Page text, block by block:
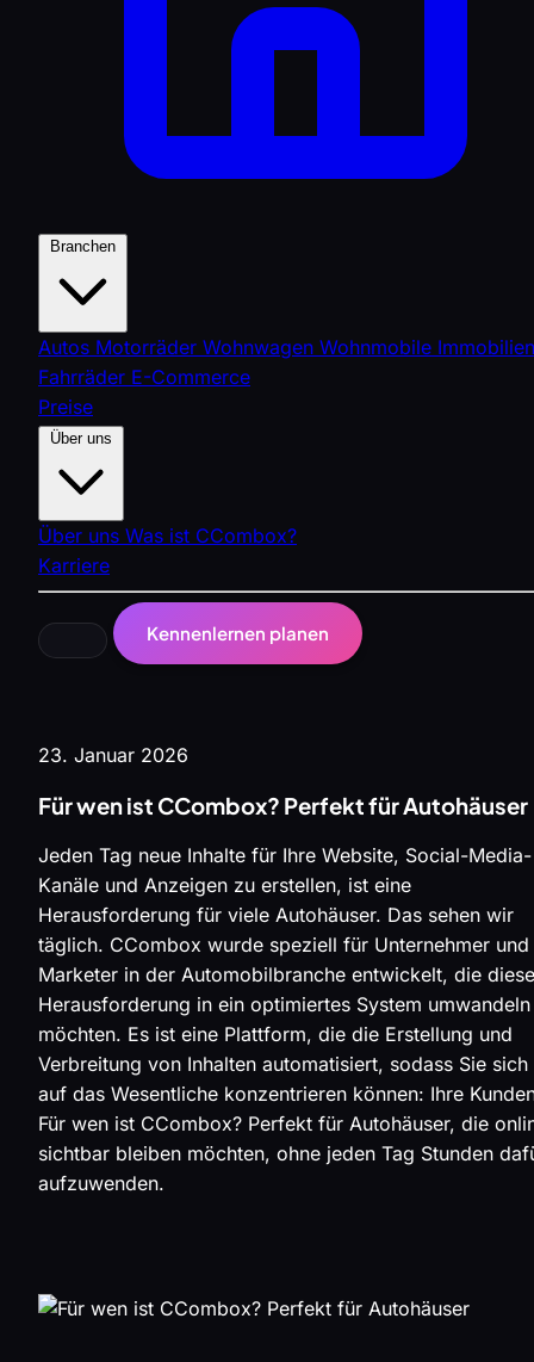
Autos Motorräder Wohnwagen Wohnmobile Immobilien
Fahrräder E-Commerce
Preise
Über uns Was ist CCombox?
Karriere
Kennenlernen planen
23. Januar 2026
Für wen ist CCombox? Perfekt für Autohäuser
Jeden Tag neue Inhalte für Ihre Website, Social-Media-
Kanäle und Anzeigen zu erstellen, ist eine
Herausforderung für viele Autohäuser. Das sehen wir
täglich. CCombox wurde speziell für Unternehmer und
Marketer in der Automobilbranche entwickelt, die diese
Herausforderung in ein optimiertes System umwandeln
möchten. Es ist eine Plattform, die die Erstellung und
Verbreitung von Inhalten automatisiert, sodass Sie sich
auf das Wesentliche konzentrieren können: Ihre
Für wen ist CCombox? Perfekt für Autohäuser, die
sichtbar bleiben möchten, ohne jeden Tag Stunden
aufzuwenden.